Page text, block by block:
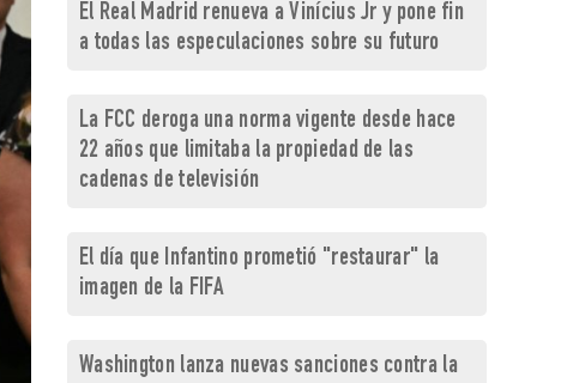
El Real Madrid renueva a Vinícius Jr y pone fin
a todas las especulaciones sobre su futuro
La FCC deroga una norma vigente desde hace
22 años que limitaba la propiedad de las
cadenas de televisión
El día que Infantino prometió "restaurar" la
imagen de la FIFA
Washington lanza nuevas sanciones contra la